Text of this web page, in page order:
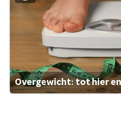
Overgewicht: tot hier